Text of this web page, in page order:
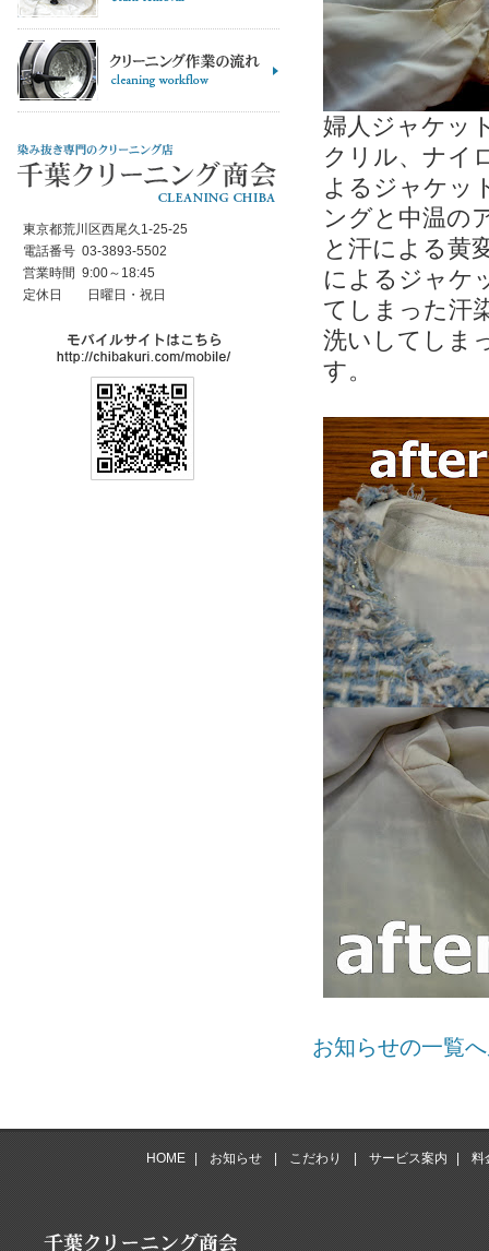
婦人ジャケッ
クリル、ナイ
よるジャケッ
ングと中温の
と汗による黄
によるジャケ
てしまった汗
洗い してしま
す。
お知らせの一覧
東京都荒川区西尾久1-25-25
電話番号 03-3893-5502
営業時間 9:00～18:45
定休日
日曜日・祝日
HOME お知らせ こだわり サービス案内 料